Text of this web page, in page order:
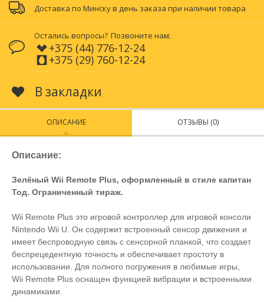
Доставка по Минску в день заказа при наличии товара
Остались вопросы? Позвоните нам:
+375 (44) 776-12-24
+375 (29) 760-12-24
В закладки
ОПИСАНИЕ ОТЗЫВЫ (0)
Описание:
Зелёный Wii Remote Plus, оформленный в стиле капитан
Тод. Ограниченный тираж.
Wii Remote Plus это игровой контроллер для игровой консоли
Nintendo Wii U. Он содержит встроенный сенсор движения и
имеет беспроводную связь с сенсорной планкой, что создает
беспрецедентную точность и обеспечивает простоту в
использовании. Для полного погружения в любимые игры,
Wii Remote Plus оснащен функцией вибрации и встроенными
динамиками.